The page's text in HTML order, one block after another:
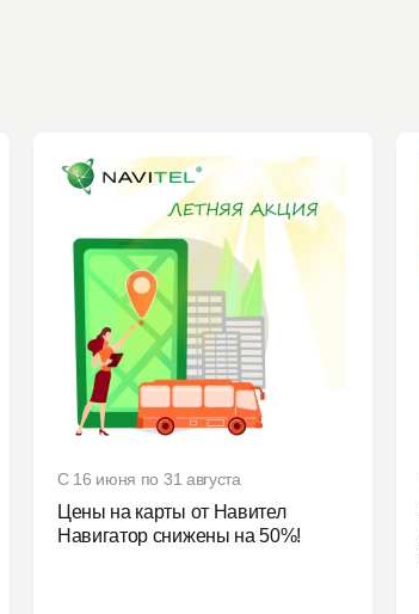
С 16 июня по 31 августа
Цены на карты от Навител
Навигатор снижены на 50%!